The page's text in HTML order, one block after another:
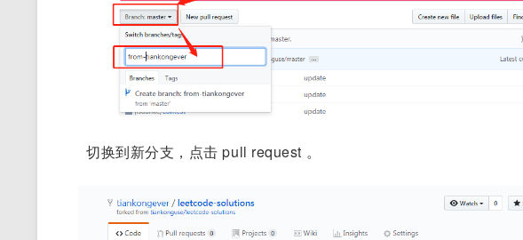
切换到新分支，点击 pull request 。